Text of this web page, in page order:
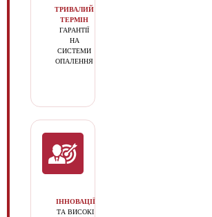
ТРИВАЛИЙ
ТЕРМІН
ГАРАНТІЇ
НА
СИСТЕМИ
ОПАЛЕННЯ
ІННОВАЦІЇ
ТА ВИСОКІ